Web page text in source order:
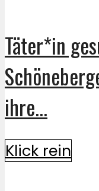
Täter*in
ihre...
Klick rein